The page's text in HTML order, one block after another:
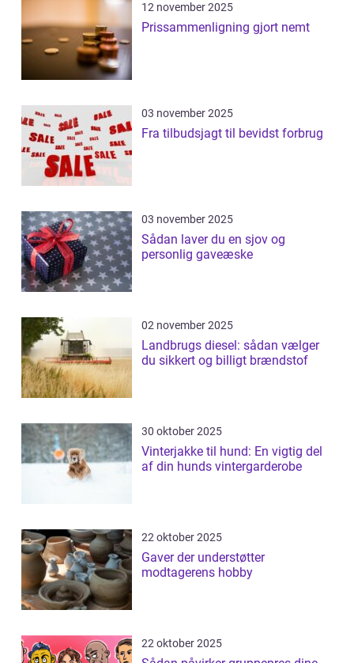
12 november 2025
Prissammenligning gjort nemt
03 november 2025
Fra tilbudsjagt til bevidst forbrug
03 november 2025
Sådan laver du en sjov og
personlig gaveæske
02 november 2025
Landbrugs diesel: sådan vælger
du sikkert og billigt brændstof
30 oktober 2025
Vinterjakke til hund: En vigtig del
af din hunds vintergarderobe
22 oktober 2025
Gaver der understøtter
modtagerens hobby
22 oktober 2025